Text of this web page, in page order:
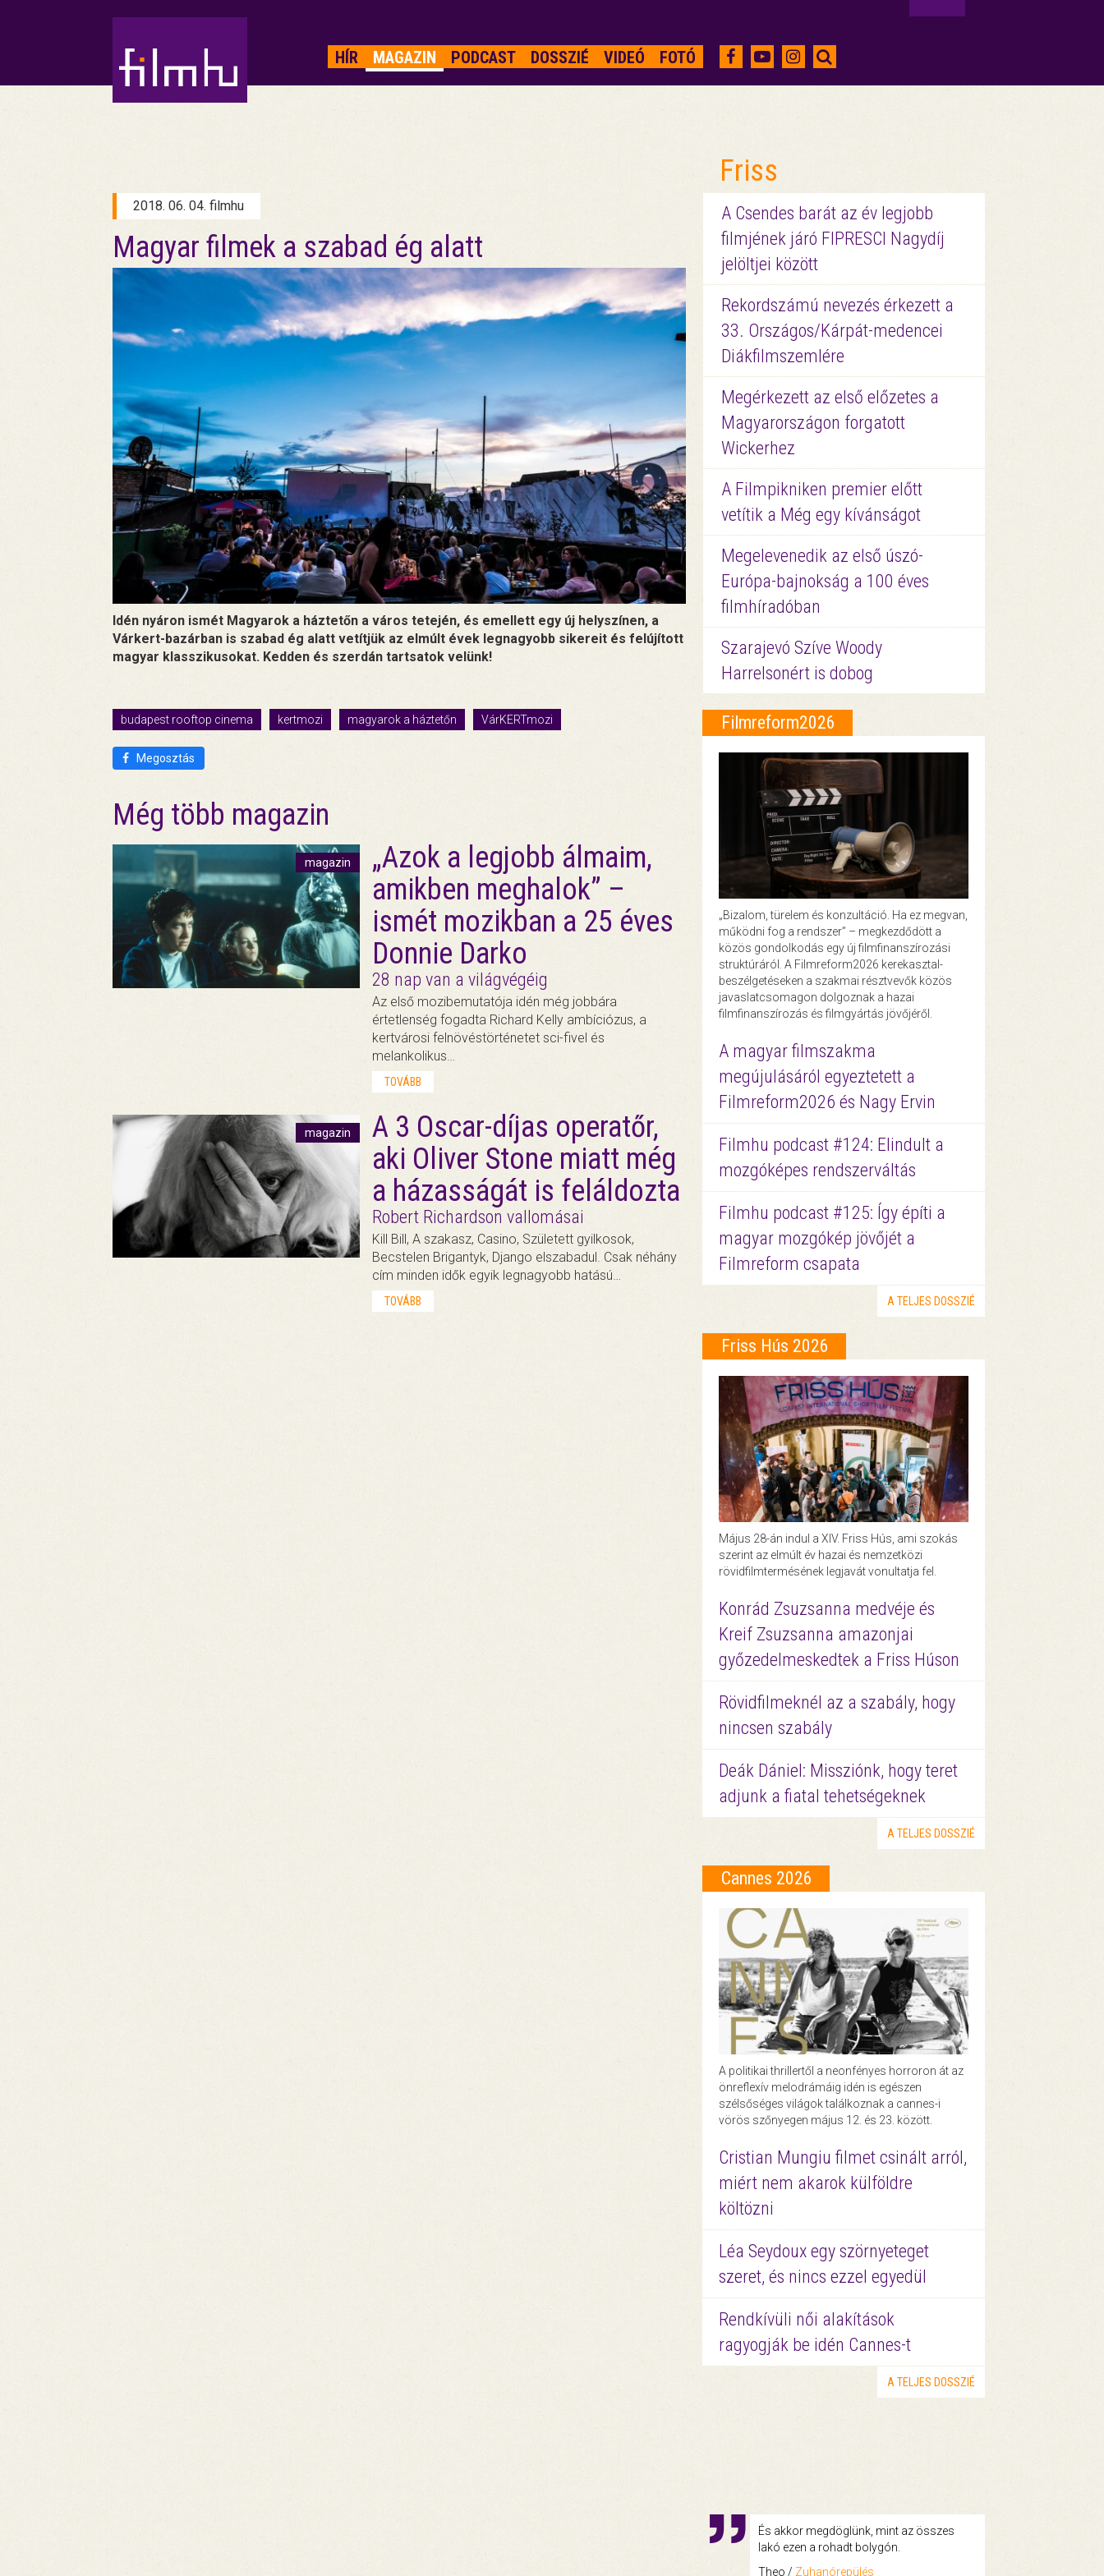
HÍR MAGAZIN PODCAST DOSSZIÉ VIDEÓ FOTÓ
2018. 06. 04. filmhu
Magyar filmek a szabad ég alatt
Idén nyáron ismét Magyarok a háztetőn a város tetején, és emellett egy új helyszínen, a
Várkert-bazárban is szabad ég alatt vetítjük az elmúlt évek legnagyobb sikereit és felújított
magyar klasszikusokat. Kedden és szerdán tartsatok velünk!
budapest rooftop cinema kertmozi magyarok a háztetőn VárKERTmozi
Megosztás
Még több magazin
magazin
„Azok a legjobb álmaim,
amikben meghalok” –
ismét mozikban a 25 éves
Donnie Darko
28 nap van a világvégéig
Az első mozibemutatója idén még jobbára
értetlenség fogadta Richard Kelly ambíciózus, a
kertvárosi felnövéstörténetet sci-fivel és
melankolikus…
TOVÁBB
magazin
A 3 Oscar-díjas operatőr,
aki Oliver Stone miatt még
a házasságát is feláldozta
Robert Richardson vallomásai
Kill Bill, A szakasz, Casino, Született gyilkosok,
Becstelen Brigantyk, Django elszabadul. Csak néhány
cím minden idők egyik legnagyobb hatású…
TOVÁBB
Friss
A Csendes barát az év legjobb
filmjének járó FIPRESCI Nagydíj
jelöltjei között
Rekordszámú nevezés érkezett a
33. Országos/Kárpát-medencei
Diákfilmszemlére
Megérkezett az első előzetes a
Magyarországon forgatott
Wickerhez
A Filmpikniken premier előtt
vetítik a Még egy kívánságot
Megelevenedik az első úszó-
Európa-bajnokság a 100 éves
filmhíradóban
Szarajevó Szíve Woody
Harrelsonért is dobog
Filmreform2026
„Bizalom, türelem és konzultáció. Ha ez megvan,
működni fog a rendszer” – megkezdődött a
közös gondolkodás egy új filmfinanszírozási
struktúráról. A Filmreform2026 kerekasztal-
beszélgetéseken a szakmai résztvevők közös
javaslatcsomagon dolgoznak a hazai
filmfinanszírozás és filmgyártás jövőjéről.
A magyar filmszakma
megújulásáról egyeztetett a
Filmreform2026 és Nagy Ervin
Filmhu podcast #124: Elindult a
mozgóképes rendszerváltás
Filmhu podcast #125: Így építi a
magyar mozgókép jövőjét a
Filmreform csapata
A TELJES DOSSZIÉ
Friss Hús 2026
Május 28-án indul a XIV. Friss Hús, ami szokás
szerint az elmúlt év hazai és nemzetközi
rövidfilmtermésének legjavát vonultatja fel.
Konrád Zsuzsanna medvéje és
Kreif Zsuzsanna amazonjai
győzedelmeskedtek a Friss Húson
Rövidfilmeknél az a szabály, hogy
nincsen szabály
Deák Dániel: Missziónk, hogy teret
adjunk a fiatal tehetségeknek
A TELJES DOSSZIÉ
Cannes 2026
A politikai thrillertől a neonfényes horroron át az
önreflexív melodrámáig idén is egészen
szélsőséges világok találkoznak a cannes-i
vörös szőnyegen május 12. és 23. között.
Cristian Mungiu filmet csinált arról,
miért nem akarok külföldre
költözni
Léa Seydoux egy szörnyeteget
szeret, és nincs ezzel egyedül
Rendkívüli női alakítások
ragyogják be idén Cannes-t
A TELJES DOSSZIÉ
És akkor megdöglünk, mint az összes
lakó ezen a rohadt bolygón.
Theo / Zuhanórepülés